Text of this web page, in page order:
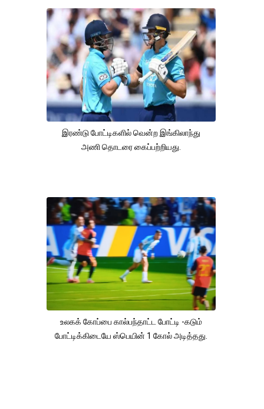
இரண்டு போட்டிகளில் வென்ற இங்கிலாந்து
அணி தொடரை கைப்பற்றியது.
உலகக் கோப்பை கால்பந்தாட்ட போட்டி -கடும்
போட்டிக்கிடையே ஸ்பெயின் 1 கோல் அடித்தது.